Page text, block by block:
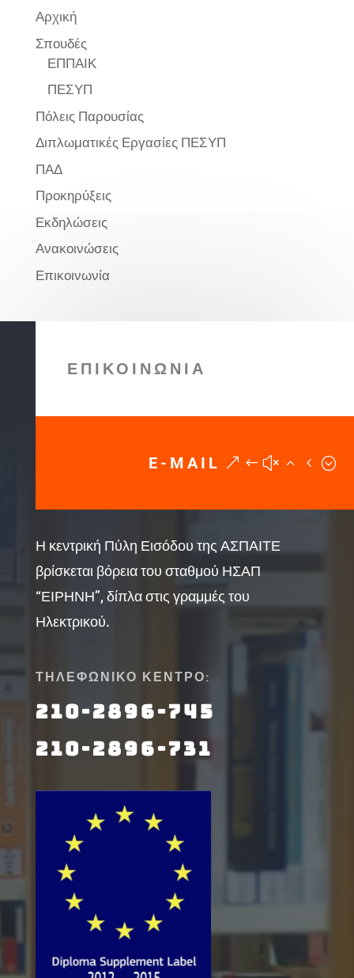
Αρχική
Σπουδές
ΕΠΠΑΙΚ
ΠΕΣΥΠ
Πόλεις Παρουσίας
Διπλωματικές Εργασίες ΠΕΣΥΠ
ΠΑΔ
Προκηρύξεις
Εκδηλώσεις
Ανακοινώσεις
Επικοινωνία
ΕΠΙΚΟΙΝΩΝΙΑ
E-MAIL
Η κεντρική Πύλη Εισόδου της ΑΣΠΑΙΤΕ
βρίσκεται βόρεια του σταθμού ΗΣΑΠ
“ΕΙΡΗΝΗ”, δίπλα στις γραμμές του
Ηλεκτρικού.
ΤΗΛΕΦΩΝΙΚΟ ΚΕΝΤΡΟ:
210-2896-745
210-2896-731